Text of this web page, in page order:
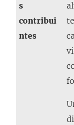
s
contribui
ntes